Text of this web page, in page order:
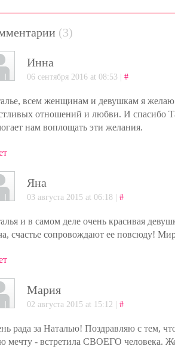
(3)
Инна
06 сентября 2016 at 08:53 | #
всем женщинам и девушкам я желаю
отношений и любви. И спасибо
нам воплощать эти желания.
Яна
03 августа 2015 at 06:18 | #
и в самом деле очень красивая
счастье сопровождают ее повсюду!
Мария
02 августа 2015 at 15:12 | #
рада за Наталью! Поздравляю с тем,
мечту - встретила СВОЕГО человека.